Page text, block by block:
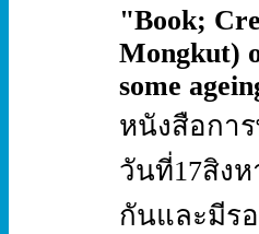
"Book;
Mongkut)
some
หนังสือกา
วันที่17สิง
กันและมีร